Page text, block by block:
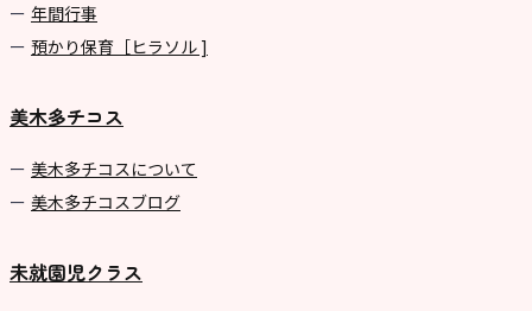
年間⾏事
預かり保育［ヒラソル ]
美木多チコス
美⽊多チコスについて
美⽊多チコスブログ
未就園児クラス